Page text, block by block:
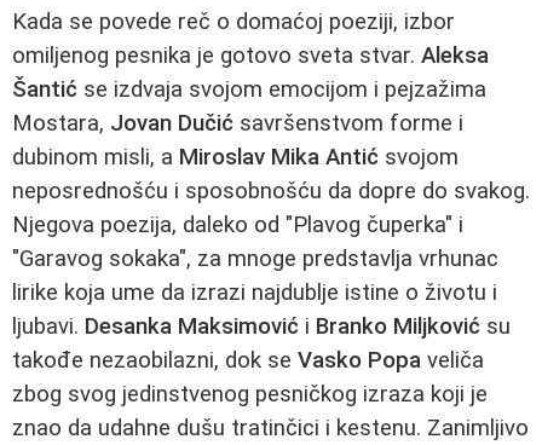
Kada se povede reč o domaćoj poeziji, izbor
omiljenog pesnika je gotovo sveta stvar. Aleksa
Šantić se izdvaja svojom emocijom i pejzažima
Mostara, Jovan Dučić savršenstvom forme i
dubinom misli, a Miroslav Mika Antić svojom
neposrednošću i sposobnošću da dopre do svakog.
Njegova poezija, daleko od "Plavog čuperka" i
"Garavog sokaka", za mnoge predstavlja vrhunac
lirike koja ume da izrazi najdublje istine o životu i
ljubavi. Desanka Maksimović i Branko Miljković su
takođe nezaobilazni, dok se Vasko Popa veliča
zbog svog jedinstvenog pesničkog izraza koji je
znao da udahne dušu tratinčici i kestenu. Zanimljivo